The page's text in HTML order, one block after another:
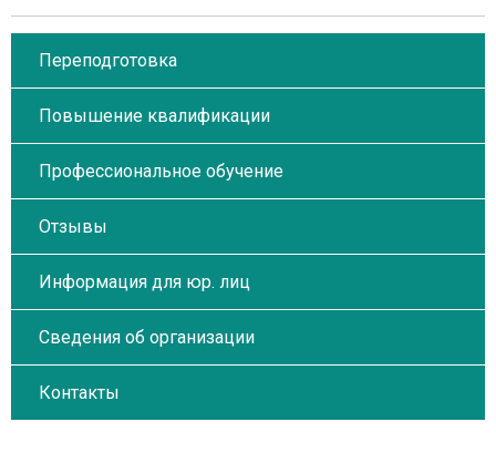
Переподготовка
Повышение квалификации
Профессиональное обучение
Отзывы
Информация для юр. лиц
Сведения об организации
Контакты